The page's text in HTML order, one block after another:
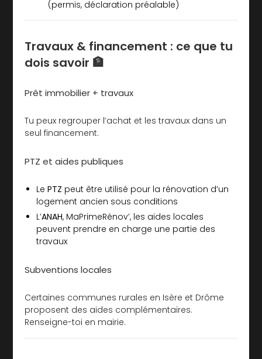
(permis, déclaration préalable)
Travaux & financement : ce que tu
dois savoir 🏦
Prêt immobilier + travaux
Tu peux regrouper l’achat et les travaux dans un
seul financement.
PTZ et aides publiques
LePTZ peut être utilisé pour la rénovation d’un
logement ancien sous conditions
L’ANAH, MaPrimeRénov’, les aides locales
peuvent prendre en charge une partie des
travaux
Subventions locales
Certaines communes rurales en Isère et Drôme
proposent des aides complémentaires.
Renseigne-toi en mairie.